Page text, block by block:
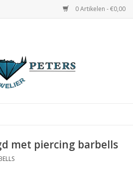
0 Artikelen - €0,00
met piercing barbells